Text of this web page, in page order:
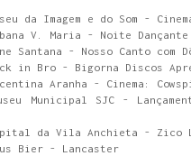
da Imagem e do Som -
V. Maria - Noite Dançante
Santana - Nosso Canto com
in Bro - Bigorna Discos
Aranha - Cinema:
Municipal SJC -
da Vila Anchieta - Zico
Bier - Lancaster